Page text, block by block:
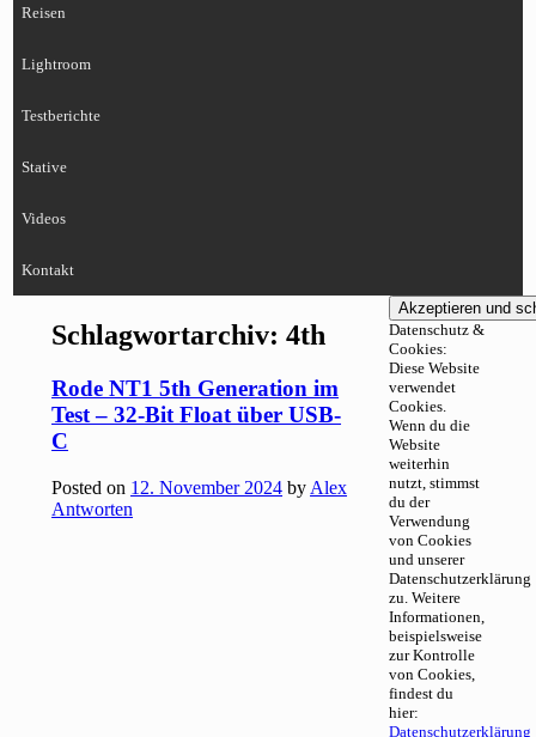
Reisen
Lightroom
Testberichte
Stative
Videos
Kontakt
Schlagwortarchiv:4th
Rode NT1 5th Generation im
Test – 32-Bit Float über USB-
C
Posted on 12. November 2024 by Alex
Antworten
Datenschutz &
Cookies:
Diese Website
verwendet
Cookies.
Wenn du die
Website
weiterhin
nutzt, stimmst
du der
Verwendung
von Cookies
und unserer
Datenschutzerklärung
zu. Weitere
Informationen,
beispielsweise
zur Kontrolle
von Cookies,
findest du
hier:
Datenschutzerklärung